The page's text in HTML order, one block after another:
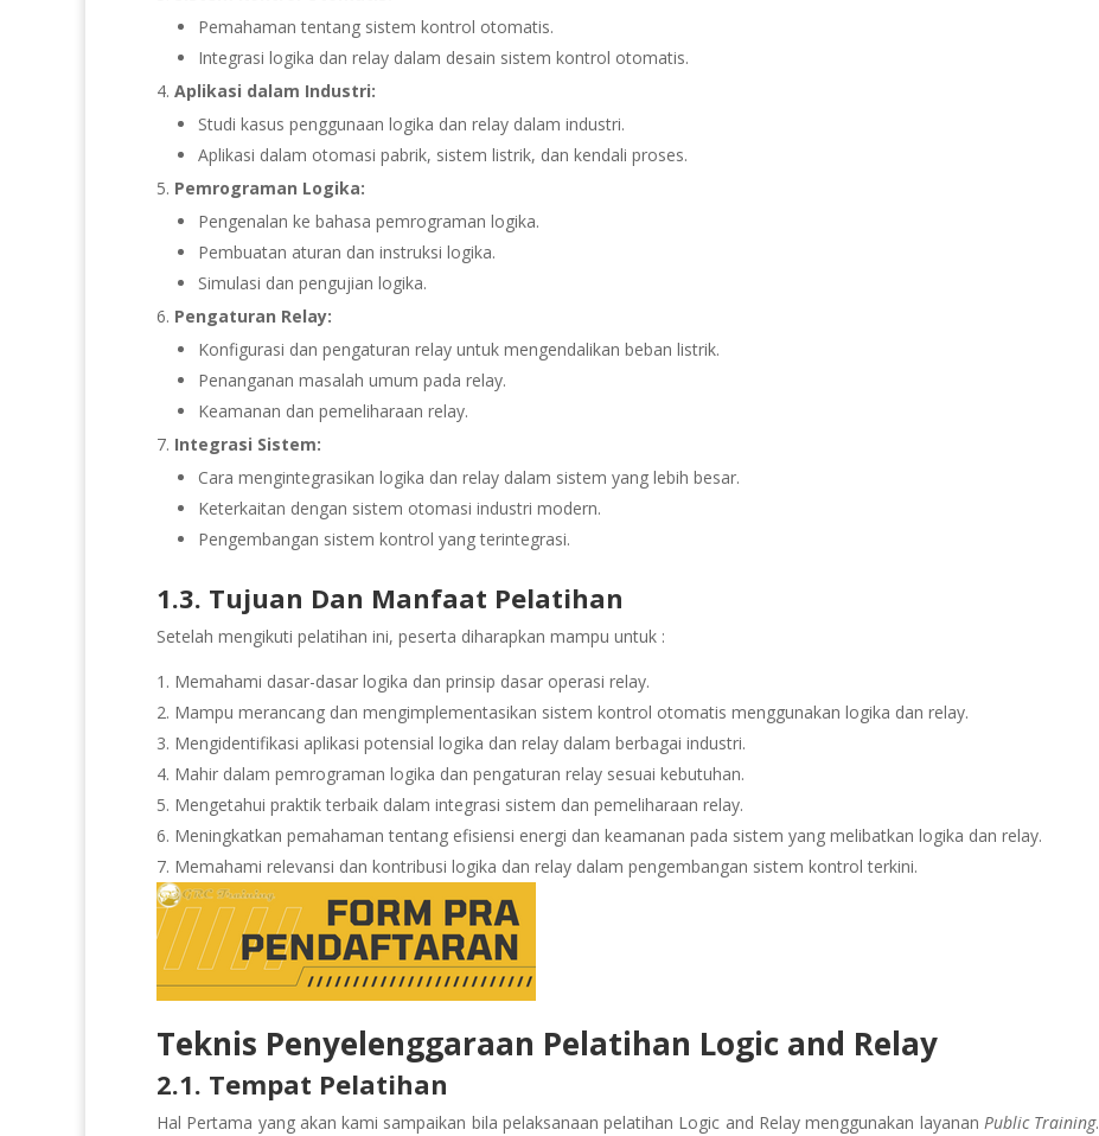
Pemahaman tentang sistem kontrol otomatis.
Integrasi logika dan relay dalam desain sistem kontrol otomatis.
Aplikasi dalam Industri:
Studi kasus penggunaan logika dan relay dalam industri.
Aplikasi dalam otomasi pabrik, sistem listrik, dan kendali proses.
Pemrograman Logika:
Pengenalan ke bahasa pemrograman logika.
Pembuatan aturan dan instruksi logika.
Simulasi dan pengujian logika.
Pengaturan Relay:
Konfigurasi dan pengaturan relay untuk mengendalikan beban listrik.
Penanganan masalah umum pada relay.
Keamanan dan pemeliharaan relay.
Integrasi Sistem:
Cara mengintegrasikan logika dan relay dalam sistem yang lebih besar.
Keterkaitan dengan sistem otomasi industri modern.
Pengembangan sistem kontrol yang terintegrasi.
1.3. Tujuan Dan Manfaat Pelatihan
Setelah mengikuti pelatihan ini, peserta diharapkan mampu untuk :
Memahami dasar-dasar logika dan prinsip dasar operasi relay.
Mampu merancang dan mengimplementasikan sistem kontrol otomatis menggunakan logika dan relay.
Mengidentifikasi aplikasi potensial logika dan relay dalam berbagai industri.
Mahir dalam pemrograman logika dan pengaturan relay sesuai kebutuhan.
Mengetahui praktik terbaik dalam integrasi sistem dan pemeliharaan relay.
Meningkatkan pemahaman tentang efisiensi energi dan keamanan pada sistem yang melibatkan logika dan relay.
Memahami relevansi dan kontribusi logika dan relay dalam pengembangan sistem kontrol terkini.
Teknis Penyelenggaraan Pelatihan Logic and Relay
2.1. Tempat Pelatihan
Hal Pertama yang akan kami sampaikan bila pelaksanaan pelatihan Logic and Relay menggunakan layanan Public Training.